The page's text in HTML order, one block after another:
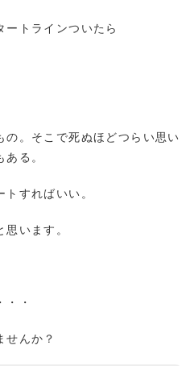
トラインついたら
の。そこで死ぬほどつらい思い
る。
すればいい。
います。
・
せんか？